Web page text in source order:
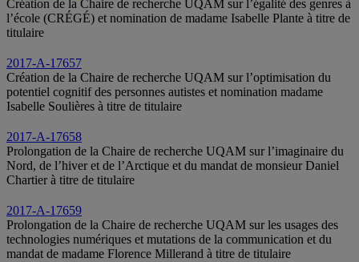
Création de la Chaire de recherche UQAM sur l’égalité des genres à
l’école (CRÉGÉ) et nomination de madame Isabelle Plante à titre de
titulaire
2017-A-17657
Création de la Chaire de recherche UQAM sur l’optimisation du
potentiel cognitif des personnes autistes et nomination madame
Isabelle Soulières à titre de titulaire
2017-A-17658
Prolongation de la Chaire de recherche UQAM sur l’imaginaire du
Nord, de l’hiver et de l’Arctique et du mandat de monsieur Daniel
Chartier à titre de titulaire
2017-A-17659
Prolongation de la Chaire de recherche UQAM sur les usages des
technologies numériques et mutations de la communication et du
mandat de madame Florence Millerand à titre de titulaire